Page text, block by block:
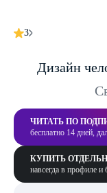
3
Дизайн
ЧИТАТЬ ПО
бесплатно 14 дней,
КУПИТЬ
навсегда в профиле и